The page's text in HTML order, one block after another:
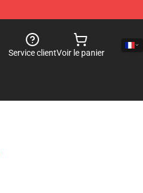
Service clientVoir le panier